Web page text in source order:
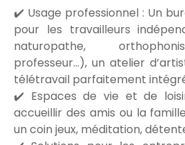
✔️ Usage professionnel : Un
pour les travailleurs
naturopathe,
professeur…), un atelier
télétravail parfaitement
✔️ Espaces de vie et de
accueillir des amis ou la
un coin jeux, méditation,